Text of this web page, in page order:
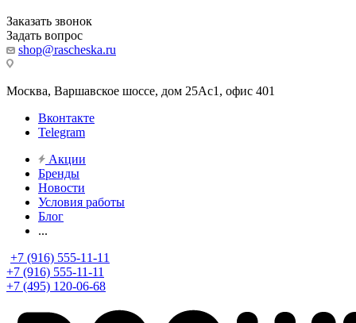
Заказать звонок
Задать вопрос
shop@rascheska.ru
Москва, Варшавское шоссе, дом 25Аc1, офис 401
Вконтакте
Telegram
Акции
Бренды
Новости
Условия работы
Блог
...
+7 (916) 555-11-11
+7 (916) 555-11-11
+7 (495) 120-06-68